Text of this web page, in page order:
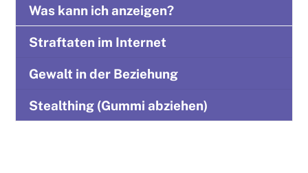
Was kann ich anzeigen?
Straftaten im Internet
Gewalt in der Beziehung
Stealthing (Gummi abziehen)